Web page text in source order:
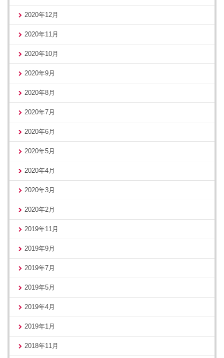
2020年12月
2020年11月
2020年10月
2020年9月
2020年8月
2020年7月
2020年6月
2020年5月
2020年4月
2020年3月
2020年2月
2019年11月
2019年9月
2019年7月
2019年5月
2019年4月
2019年1月
2018年11月